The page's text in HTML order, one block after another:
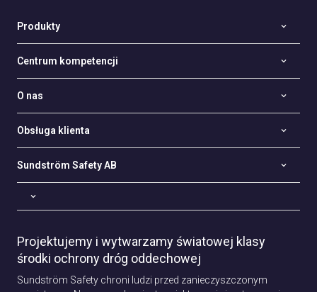
Produkty
Centrum kompetencji
O nas
Obsługa klienta
Sundström Safety AB
Projektujemy i wytwarzamy światowej klasy
środki ochrony dróg oddechowej
Sundström Safety chroni ludzi przed zanieczyszczonym